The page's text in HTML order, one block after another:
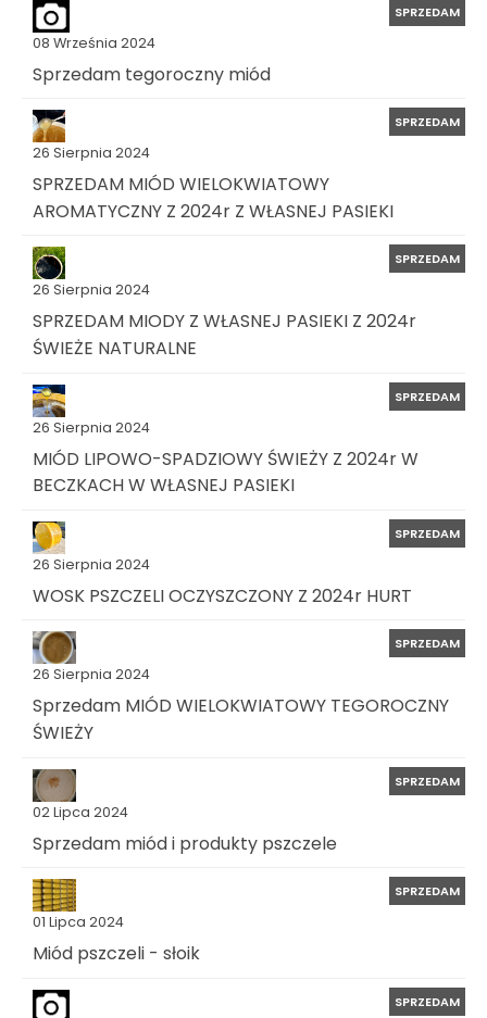
08 Września 2024
SPRZEDAM
Sprzedam tegoroczny miód
26 Sierpnia 2024
SPRZEDAM
SPRZEDAM MIÓD WIELOKWIATOWY
AROMATYCZNY Z 2024r Z WŁASNEJ PASIEKI
26 Sierpnia 2024
SPRZEDAM
SPRZEDAM MIODY Z WŁASNEJ PASIEKI Z 2024r
ŚWIEŻE NATURALNE
26 Sierpnia 2024
SPRZEDAM
MIÓD LIPOWO-SPADZIOWY ŚWIEŻY Z 2024r W
BECZKACH W WŁASNEJ PASIEKI
26 Sierpnia 2024
SPRZEDAM
WOSK PSZCZELI OCZYSZCZONY Z 2024r HURT
26 Sierpnia 2024
SPRZEDAM
Sprzedam MIÓD WIELOKWIATOWY TEGOROCZNY
ŚWIEŻY
02 Lipca 2024
SPRZEDAM
Sprzedam miód i produkty pszczele
01 Lipca 2024
SPRZEDAM
Miód pszczeli - słoik
SPRZEDAM